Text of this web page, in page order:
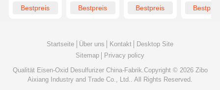
Bestpreis
-Flockulans
Bestpreis
mit einer
Haltbarkeit
t von ≤ 60
Minuten
Bestpreis
zur
Startseite Über uns Kontakt
Desktop Site
Sitemap
Privacy policy
Qualität Eisen-Oxid DesulfurizerChina-Fabrik.Copyright © 2026 Zibo
Aixiang Industry and Trade Co., Ltd.. All Rights Reserved.